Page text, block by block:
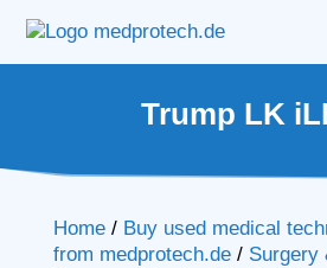
Trump LK
Home/ Buy used medical
from medprotech.de/ Surgery